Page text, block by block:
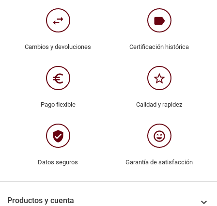
swap_horiz
Cambios y devoluciones
label
Certificación histórica
euro_symbol
Pago flexible
star_border
Calidad y rapidez
verified_user
Datos seguros
sentiment_very_satisfied
Garantía de satisfacción
Productos y cuenta 